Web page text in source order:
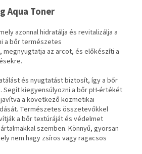
Aqua Toner
azonnal hidratálja és revitalizálja a
a bőr természetes
az arcot, és előkészíti a
és nyugtatást biztosít, így a bőr
kiegyensúlyozni a bőr pH-értékét
a következő kozmetikai
Természetes összetevőkkel
a bőr textúráját és védelmet
szemben. Könnyű, gyorsan
nem hagy zsíros vagy ragacsos